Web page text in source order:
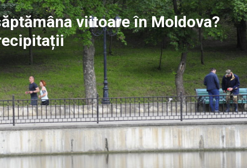
viitoare în Moldova?